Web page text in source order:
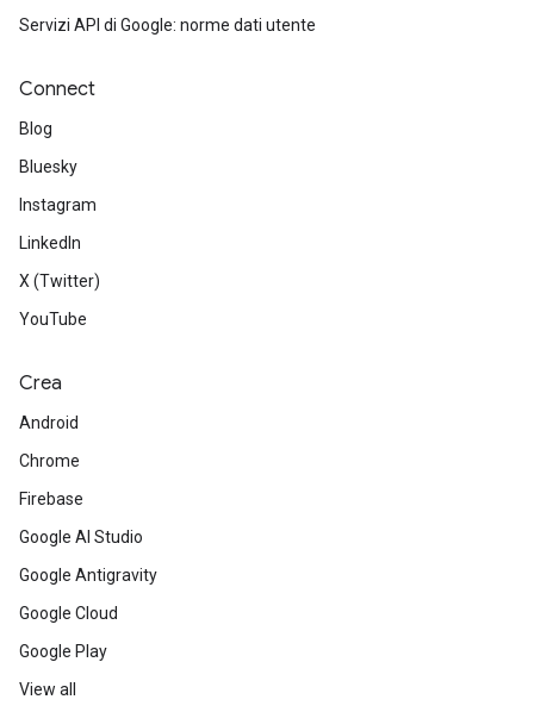
Servizi API di Google: norme dati utente
Connect
Blog
Bluesky
Instagram
LinkedIn
X (Twitter)
YouTube
Crea
Android
Chrome
Firebase
Google AI Studio
Google Antigravity
Google Cloud
Google Play
View all